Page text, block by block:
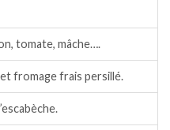
tomate, mâche….
fromage frais persillé.